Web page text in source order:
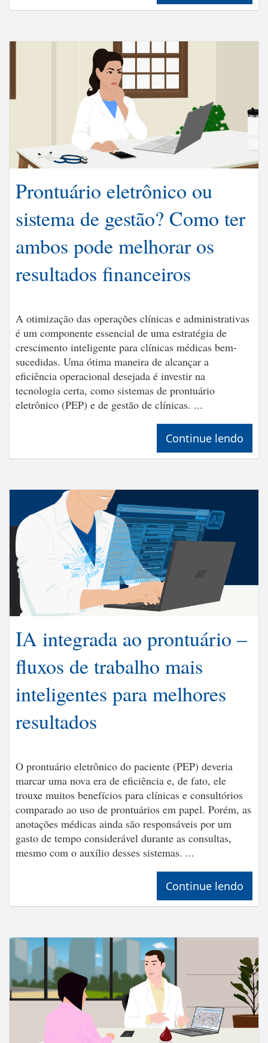
Prontuário eletrônico ou
sistema de gestão? Como ter
ambos pode melhorar os
resultados financeiros
A otimização das operações clínicas e administrativas
é um componente essencial de uma estratégia de
crescimento inteligente para clínicas médicas bem-
sucedidas. Uma ótima maneira de alcançar a
eficiência operacional desejada é investir na
tecnologia certa, como sistemas de prontuário
eletrônico (PEP) e de gestão de clínicas. ...
Continue lendo
IA integrada ao prontuário –
fluxos de trabalho mais
inteligentes para melhores
resultados
O prontuário eletrônico do paciente (PEP) deveria
marcar uma nova era de eficiência e, de fato, ele
trouxe muitos benefícios para clínicas e consultórios
comparado ao uso de prontuários em papel. Porém, as
anotações médicas ainda são responsáveis por um
gasto de tempo considerável durante as consultas,
mesmo com o auxílio desses sistemas. ...
Continue lendo